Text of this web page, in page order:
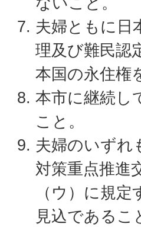
夫婦ともに日
理及び難民認
本国の永住権
本市に継続し
こと。
夫婦のいずれ
対策重点推進
（ウ）に規
見込であるこ